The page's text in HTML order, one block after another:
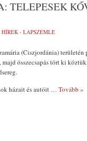
TELEPESEK
HÍREK - LAPSZEMLE
(Ciszjordánia)
majd összecsapás tört ki
házait és autóit … Tovább »